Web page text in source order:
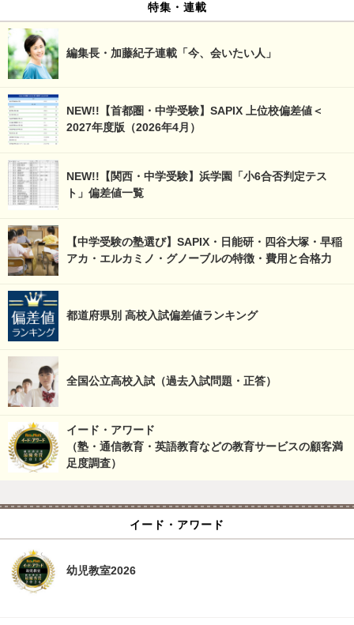
特集・連載
編集長・加藤紀子連載「今、会いたい人」
NEW!!【首都圏・中学受験】SAPIX 上位校偏差値＜
2027年度版（2026年4月）
NEW!!【関西・中学受験】浜学園「小6合否判定テス
ト」偏差値一覧
【中学受験の塾選び】SAPIX・日能研・四谷大塚・早稲
アカ・エルカミノ・グノーブルの特徴・費用と合格力
都道府県別 高校入試偏差値ランキング
全国公立高校入試（過去入試問題・正答）
イード・アワード
（塾・通信教育・英語教育などの教育サービスの顧客満
足度調査）
イード・アワード
幼児教室2026